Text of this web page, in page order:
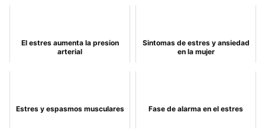
El estres aumenta la presion
arterial
Sintomas de estres y ansiedad
en la mujer
Estres y espasmos musculares Fase de alarma en el estres